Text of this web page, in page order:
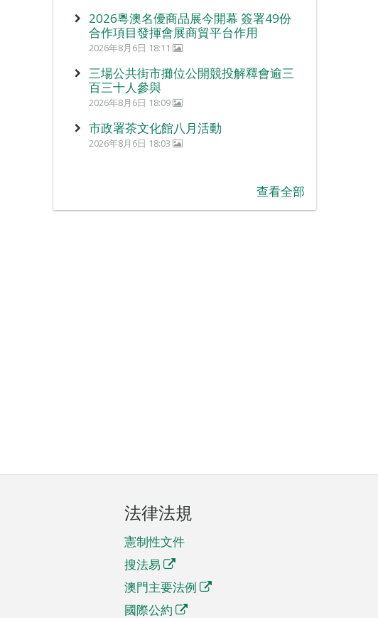
2026粵澳名優商品展今開幕 簽署49份
合作項目發揮會展商貿平台作用
2026年8月6日 18:11
三場公共街市攤位公開競投解釋會逾三
百三十人參與
2026年8月6日 18:09
市政署茶文化館八月活動
2026年8月6日 18:03
查看全部
法律法規
憲制性文件
搜法易
澳門主要法例
國際公約